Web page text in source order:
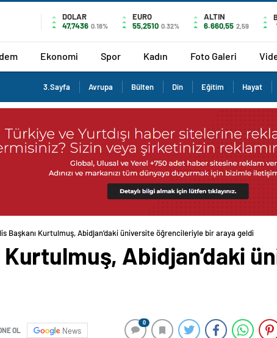
DOLAR
47,7436 0.18%
EURO
55,2510 0.32%
ALTIN
6.660,55 2,59
Ekonomi Spor Kadın Foto Galeri
3.Sayfa Avrupa Bülten Din Eğitim Hayat
Başkanı Kurtulmuş, Abidjan’daki üniversite öğrencileriyle bir araya geldi
Kurtulmuş, Abidjan’daki
OL News
0